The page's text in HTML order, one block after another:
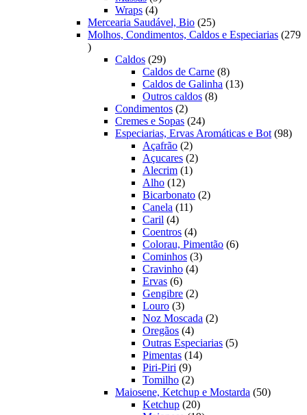
Wraps 44
produtos
Mercearia Saudável, Bio 2525
produtos
Molhos, Condimentos, Caldos e Especiarias 279
279
produtosCaldos 2929
produtos
Caldos de Carne 88
produtos
Caldos de Galinha 1313
Outros caldos 88
Condimentos 22
produtos
Cremes e Sopas 2424
produtos
Especiarias, Ervas Aromáticas e Bot 9898
Açafrão 22
produtos
Açucares 22
Alecrim 11
Alho 1212
produtos
Bicarbonato 22
Canela 1111
Caril 44
produtos
Coentros 44
produtos
Colorau, Pimentão 66
Cominhos 33
Cravinho 44
Ervas 66
produtos
Gengibre 22
Louro 33
produtos
Noz Moscada 22
Oregãos 44
produtos
Outras Especiarias 55
Pimentas 1414
Piri-Piri 99
produtos
Tomilho 22
produtos
Maiosene, Ketchup e Mostarda 5050
Ketchup 2020